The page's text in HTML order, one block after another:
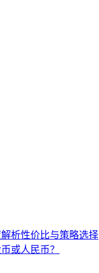
析性价比与策略选择
或人民币？